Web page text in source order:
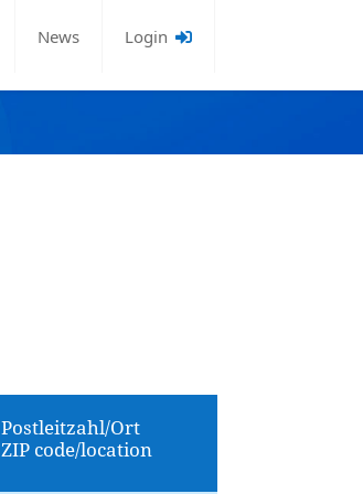
News Login
Postleitzahl/Ort
ZIP code/location